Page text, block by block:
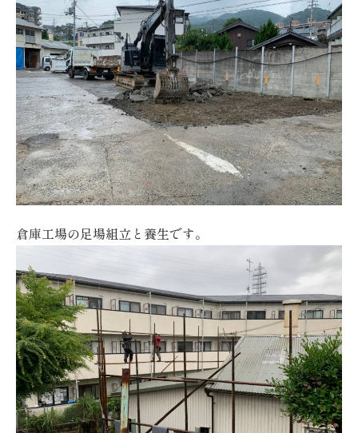
倉庫工場の足場組立と養生です。